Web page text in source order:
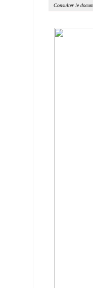
Consulter le